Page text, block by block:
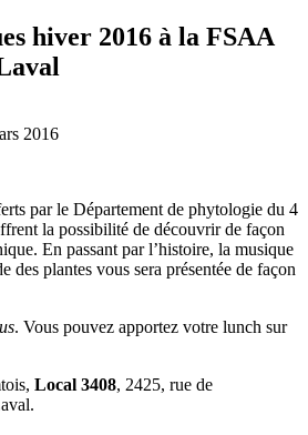
hiver 2016 à la FSAA
2016
par le Département de phytologie du 4
la possibilité de découvrir de façon
En passant par l’histoire, la musique
des plantes vous sera présentée de façon
. Vous pouvez apportez votre lunch sur
Local 3408, 2425, rue de